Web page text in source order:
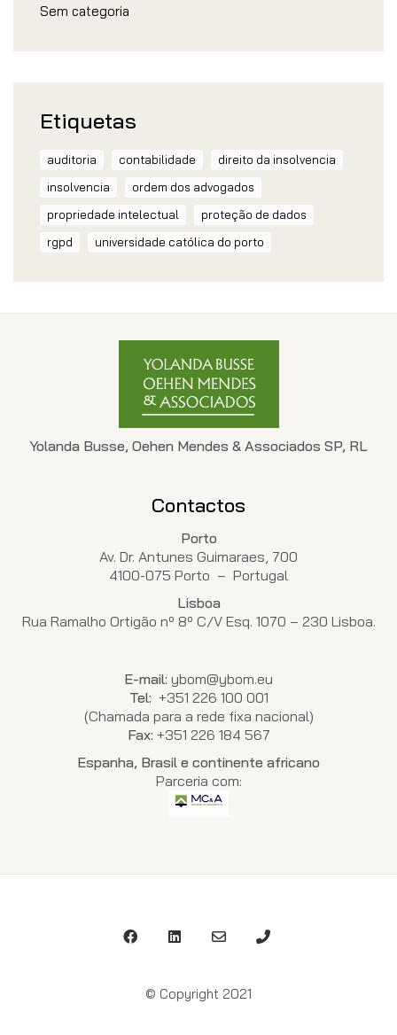
Sem categoria
Etiquetas
auditoria contabilidade
direito da insolvencia
insolvencia
ordem dos advogados
propriedade intelectual
proteção de dados
rgpd
universidade católica do porto
Yolanda Busse, Oehen Mendes & Associados SP, RL
Contactos
Porto
Av. Dr. Antunes Guimaraes, 700
4100-075 Porto – Portugal
Lisboa
Rua Ramalho Ortigão nº 8º C/V Esq. 1070 – 230 Lisboa.
E-mail: ybom@ybom.eu
Tel: +351 226 100 001
(Chamada para a rede fixa nacional)
Fax: +351 226 184 567
Espanha, Brasil e continente africano
Parceria com:
© Copyright 2021